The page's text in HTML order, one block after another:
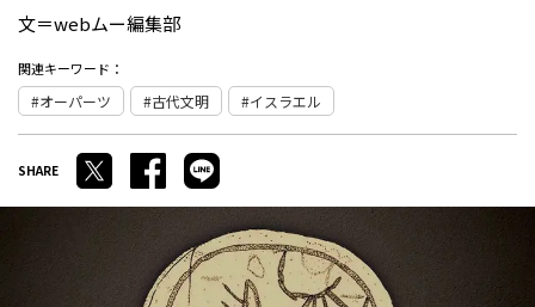
文＝webムー編集部
関連キーワード：
オーパーツ 古代文明 イスラエル